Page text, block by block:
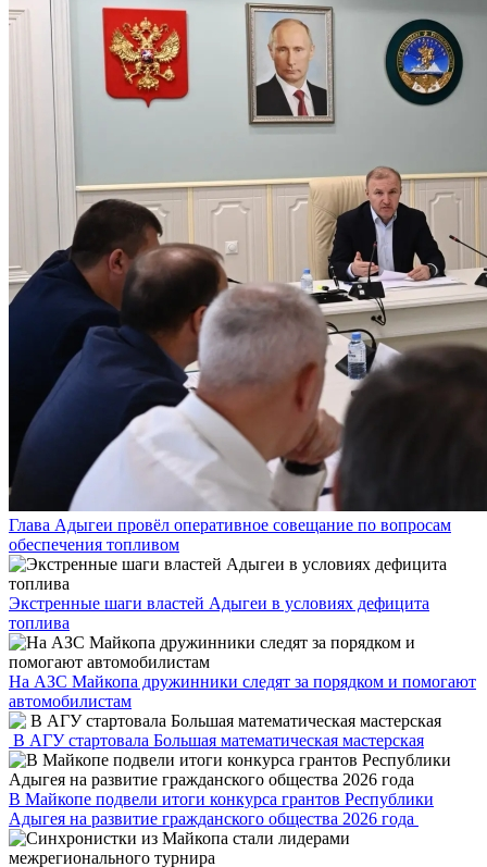
Глава Адыгеи провёл оперативное совещание по вопросам
обеспечения топливом
Экстренные шаги властей Адыгеи в условиях дефицита
топлива
На АЗС Майкопа дружинники следят за порядком и помогают
автомобилистам
В АГУ стартовала Большая математическая мастерская
В Майкопе подвели итоги конкурса грантов Республики
Адыгея на развитие гражданского общества 2026 года